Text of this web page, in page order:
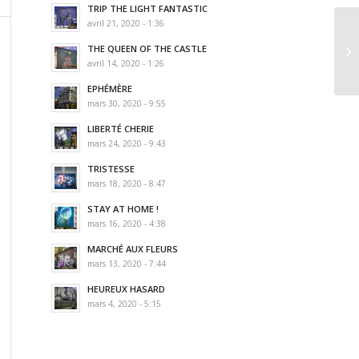
TRIP THE LIGHT FANTASTIC
avril 21, 2020 - 1:36
THE QUEEN OF THE CASTLE
avril 14, 2020 - 1:26
EPHÉMÈRE
mars 30, 2020 - 9:55
LIBERTÉ CHERIE
mars 24, 2020 - 9:43
TRISTESSE
mars 18, 2020 - 8:47
STAY AT HOME !
mars 16, 2020 - 4:38
MARCHÉ AUX FLEURS
mars 13, 2020 - 7:44
HEUREUX HASARD
mars 4, 2020 - 5:15